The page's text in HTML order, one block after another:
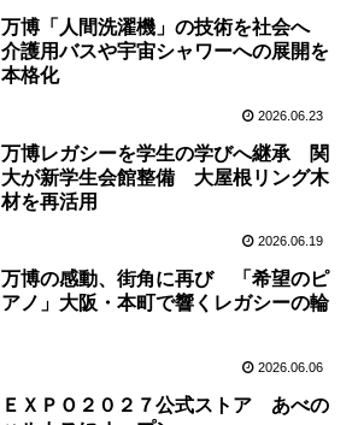
万博「人間洗濯機」の技術を社会へ
介護用バスや宇宙シャワーへの展開を
本格化
2026.06.23
万博レガシーを学生の学びへ継承 関
大が新学生会館整備 大屋根リング木
材を再活用
2026.06.19
万博の感動、街角に再び 「希望のピ
アノ」大阪・本町で響くレガシーの輪
2026.06.06
ＥＸＰＯ２０２７公式ストア あべの